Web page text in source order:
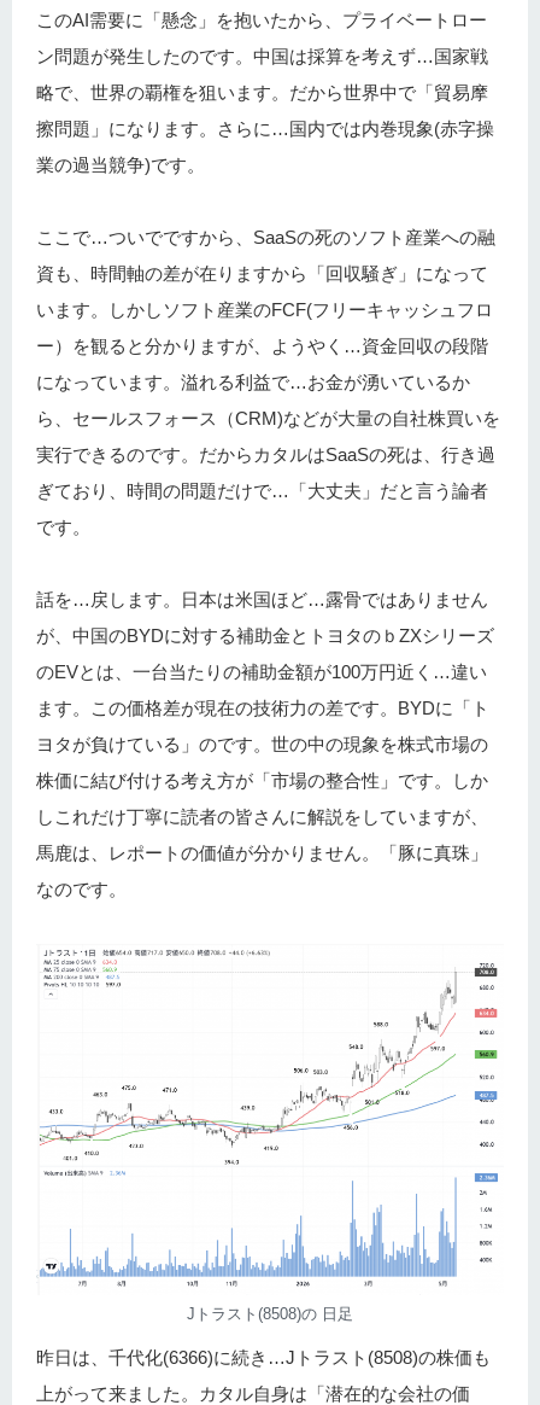
このAI需要に「懸念」を抱いたから、プライベートロー
ン問題が発生したのです。中国は採算を考えず…国家戦
略で、世界の覇権を狙います。だから世界中で「貿易摩
擦問題」になります。さらに…国内では内巻現象(赤字操
業の過当競争)です。
ここで…ついでですから、SaaSの死のソフト産業への融
資も、時間軸の差が在りますから「回収騒ぎ」になって
います。しかしソフト産業のFCF(フリーキャッシュフロ
ー）を観ると分かりますが、ようやく…資金回収の段階
になっています。溢れる利益で…お金が湧いているか
ら、セールスフォース（CRM)などが大量の自社株買いを
実行できるのです。だからカタルはSaaSの死は、行き過
ぎており、時間の問題だけで…「大丈夫」だと言う論者
です。
話を…戻します。日本は米国ほど…露骨ではありません
が、中国のBYDに対する補助金とトヨタのｂZXシリーズ
のEVとは、一台当たりの補助金額が100万円近く…違い
ます。この価格差が現在の技術力の差です。BYDに「ト
ヨタが負けている」のです。世の中の現象を株式市場の
株価に結び付ける考え方が「市場の整合性」です。しか
しこれだけ丁寧に読者の皆さんに解説をしていますが、
馬鹿は、レポートの価値が分かりません。「豚に真珠」
なのです。
Jトラスト(8508)の 日足
昨日は、千代化(6366)に続き…Jトラスト(8508)の株価も
上がって来ました。カタル自身は「潜在的な会社の価